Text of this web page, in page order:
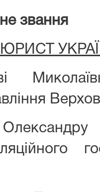
звання